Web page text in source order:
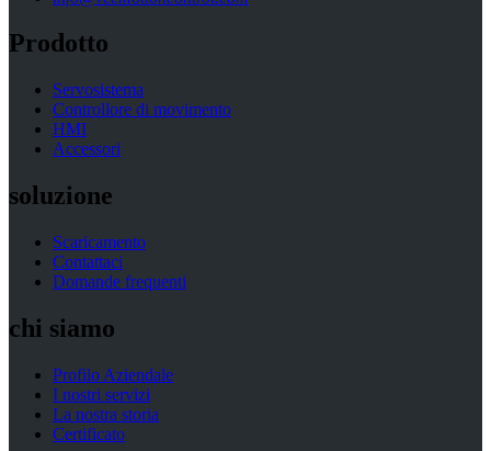
Prodotto
Servosistema
Controllore di movimento
HMI
Accessori
soluzione
Scaricamento
Contattaci
Domande frequenti
chi siamo
Profilo Aziendale
I nostri servizi
La nostra storia
Certificato